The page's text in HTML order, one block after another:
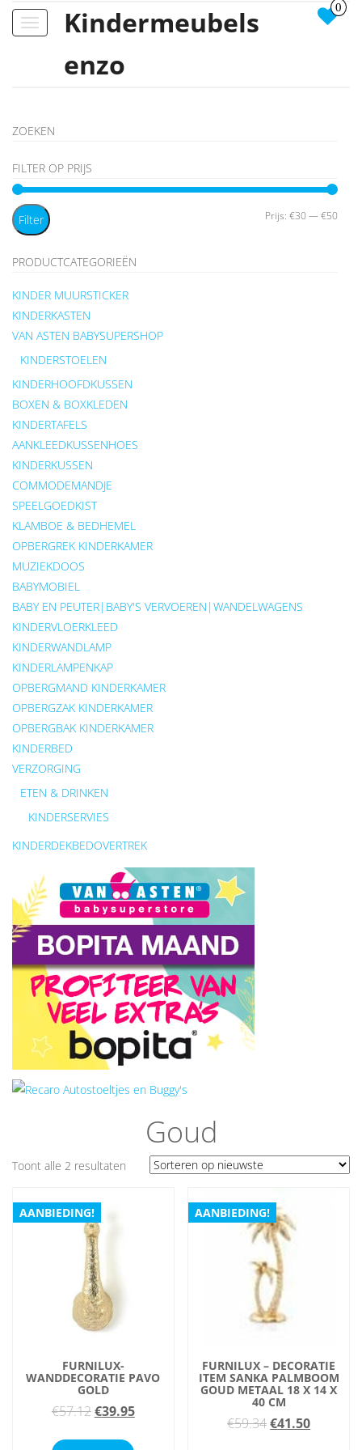
Toggle
Kindermeubels
enzo
0
ZOEKEN
FILTER OP PRIJS
Filter Prijs: €30 —€50
PRODUCTCATEGORIEËN
KINDER MUURSTICKER
KINDERKASTEN
VAN ASTEN BABYSUPERSHOP
KINDERSTOELEN
KINDERHOOFDKUSSEN
BOXEN & BOXKLEDEN
KINDERTAFELS
AANKLEEDKUSSENHOES
KINDERKUSSEN
COMMODEMANDJE
SPEELGOEDKIST
KLAMBOE & BEDHEMEL
OPBERGREK KINDERKAMER
MUZIEKDOOS
BABYMOBIEL
BABY EN PEUTER|BABY'S VERVOEREN|WANDELWAGENS
KINDERVLOERKLEED
KINDERWANDLAMP
KINDERLAMPENKAP
OPBERGMAND KINDERKAMER
OPBERGZAK KINDERKAMER
OPBERGBAK KINDERKAMER
KINDERBED
VERZORGING
ETEN & DRINKEN
KINDERSERVIES
KINDERDEKBEDOVERTREK
Goud
Toont alle 2 resultaten Gesorteerd
AANBIEDING!
FURNILUX-
WANDDECORATIE PAVO
GOLD
€57.12Oorspronkelijke
€39.95Huidige
AANBIEDING!
FURNILUX – DECORATIE
ITEM SANKA PALMBOOM
GOUD METAAL 18 X 14 X
40 CM
€59.34Oorspronkelijke
€41.50Huidige